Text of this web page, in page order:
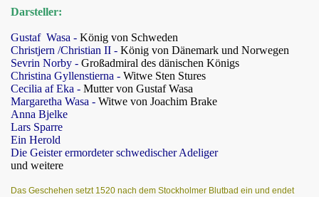
Darsteller:
Gustaf Wasa - König von Schweden
Christjern /Christian II - König von Dänemark und Norwegen
Sevrin Norby - Großadmiral des dänischen Königs
Christina Gyllenstierna - Witwe Sten Stures
Cecilia af Eka - Mutter von Gustaf Wasa
Margaretha Wasa - Witwe von Joachim Brake
Anna Bjelke
Lars Sparre
Ein Herold
Die Geister ermordeter schwedischer Adeliger
und weitere
Das Geschehen setzt 1520 nach dem Stockholmer Blutbad ein und endet